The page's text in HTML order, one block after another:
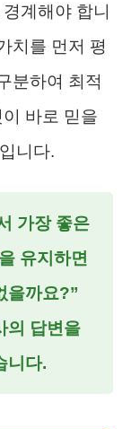
계해야 합니
치를 먼저 평
분하여 최적
바로 믿을
니다.
가장 좋은
유지하면
을까요?”
의 답변을
니다.